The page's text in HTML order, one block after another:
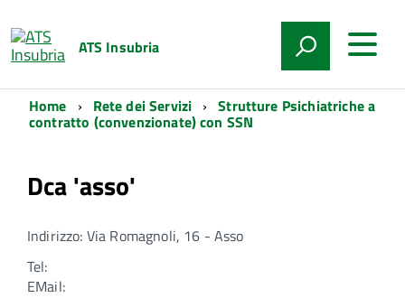
ATS Insubria
Home Rete dei Servizi Strutture Psichiatriche a
contratto (convenzionate) con SSN
Dca 'asso'
Indirizzo: Via Romagnoli, 16 - Asso
Tel:
EMail: